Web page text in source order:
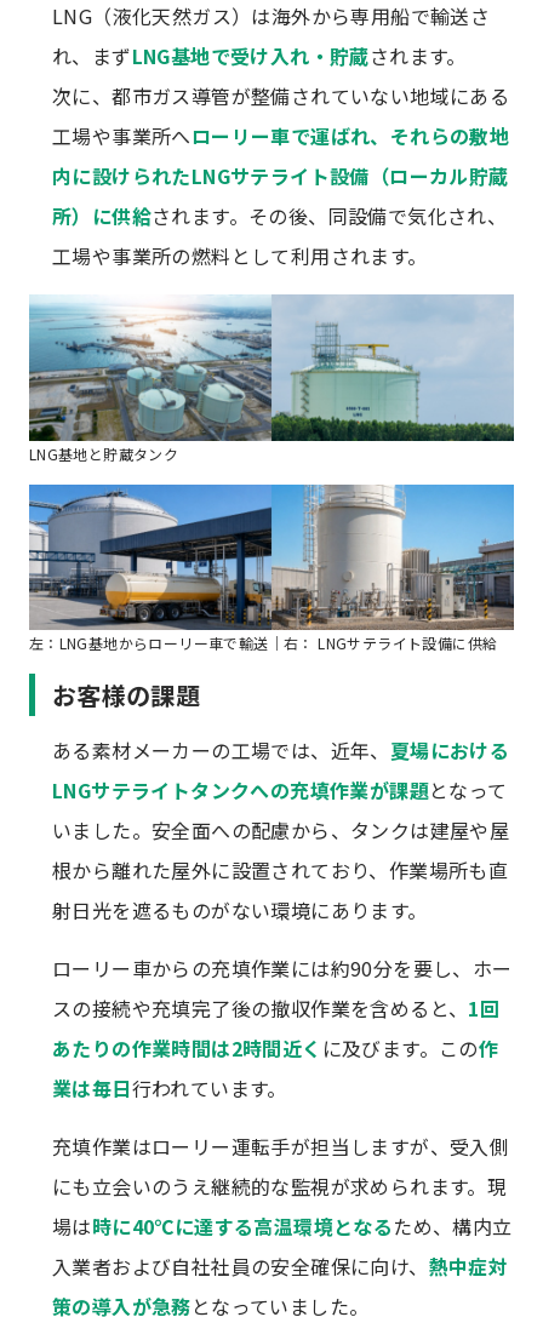
LNG（液化天然ガス）は海外から専用船で輸送さ
れ、まずLNG基地で受け入れ・貯蔵されます。
次に、都市ガス導管が整備されていない地域にある
工場や事業所へローリー車で運ばれ、それらの敷地
内に設けられたLNGサテライト設備（ローカル貯蔵
所）に供給されます。その後、同設備で気化され、
工場や事業所の燃料として利用されます。
LNG基地と貯蔵タンク
左：LNG基地からローリー車で輸送｜右： LNGサテライト設備に供給
お客様の課題
ある素材メーカーの工場では、近年、 夏場における
LNGサテライトタンクへの充填作業が課題となって
いました。安全面への配慮から、タンクは建屋や屋
根から離れた屋外に設置されており、作業場所も直
射日光を遮るものがない環境にあります。
ローリー車からの充填作業には約90分を要し、ホー
スの接続や充填完了後の撤収作業を含めると、 1回
あたりの作業時間は2時間近く に及びます。この作
業は毎日行われています。
充填作業はローリー運転手が担当しますが、受入側
にも立会いのうえ継続的な監視が求められます。現
場は時に40℃に達する高温環境となるため、構内立
入業者および自社社員の安全確保に向け、 熱中症対
策の導入が急務となっていました。